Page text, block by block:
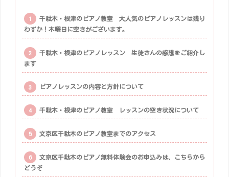
千駄木・根津のピアノ教室 大人気のピアノレッスンは残り
わずか！木曜日に空きがございます。
千駄木・根津のピアノレッスン 生徒さんの感想をご紹介し
ます
ピアノレッスンの内容と方針について
千駄木・根津のピアノ教室 レッスンの空き状況について
文京区千駄木のピアノ教室までのアクセス
文京区千駄木のピアノ無料体験会のお申込みは、こちらから
どうぞ